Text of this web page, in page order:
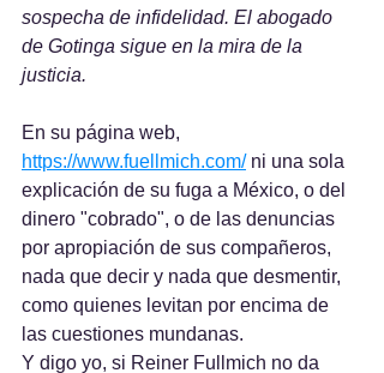
sospecha de infidelidad. El abogado
de Gotinga sigue en la mira de la
justicia.
En su página web,
https://www.fuellmich.com/ ni una sola
explicación de su fuga a México, o del
dinero "cobrado", o de las denuncias
por apropiación de sus compañeros,
nada que decir y nada que desmentir,
como quienes levitan por encima de
las cuestiones mundanas.
Y digo yo, si Reiner Fullmich no da